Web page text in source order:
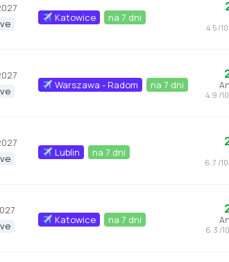
Katowice na 7 dni
4.5 /
Warszawa - Radom na 7 dni
4.9 /
Lublin na 7 dni
6.7 /
Katowice na 7 dni
6.3 /